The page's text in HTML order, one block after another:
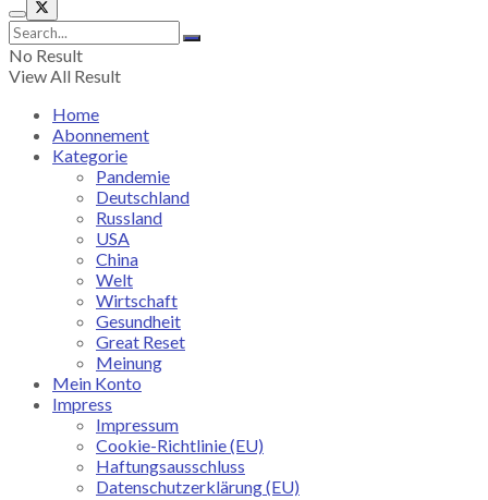
No Result
View All Result
Home
Abonnement
Kategorie
Pandemie
Deutschland
Russland
USA
China
Welt
Wirtschaft
Gesundheit
Great Reset
Meinung
Mein Konto
Impress
Impressum
Cookie-Richtlinie (EU)
Haftungsausschluss
Datenschutzerklärung (EU)